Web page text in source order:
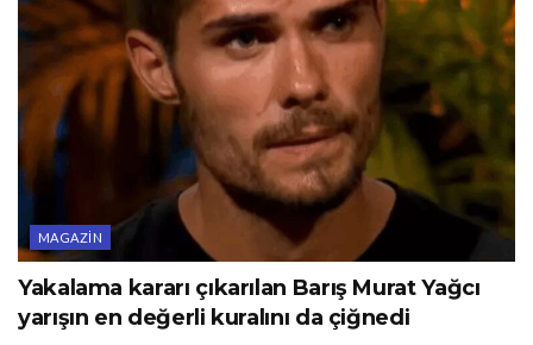
MAGAZIN
Yakalama kararı çıkarılan Barış Murat Yağcı
yarışın en değerli kuralını da çiğnedi